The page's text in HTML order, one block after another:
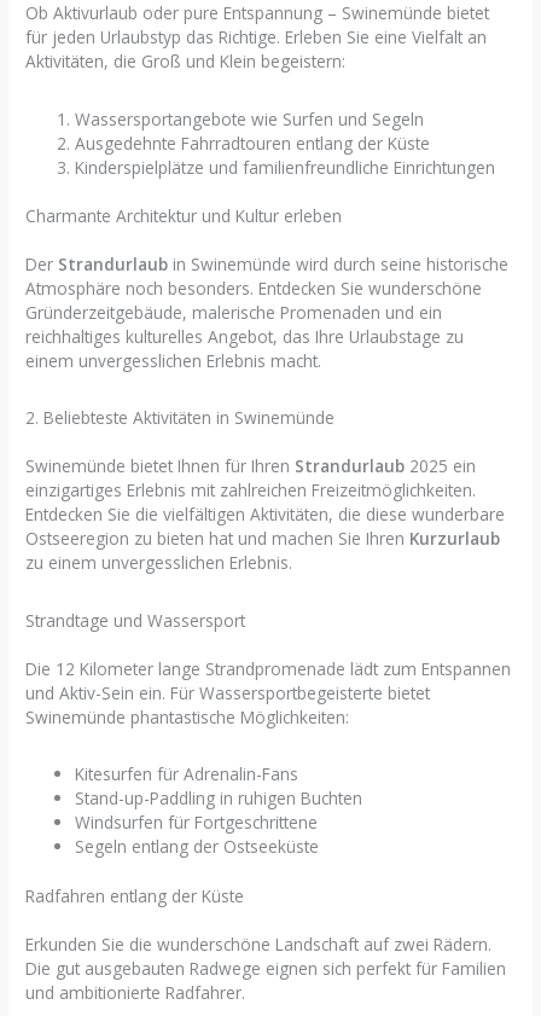
Ob Aktivurlaub oder pure Entspannung – Swinemünde bietet
für jeden Urlaubstyp das Richtige. Erleben Sie eine Vielfalt an
Aktivitäten, die Groß und Klein begeistern:
Wassersportangebote wie Surfen und Segeln
Ausgedehnte Fahrradtouren entlang der Küste
Kinderspielplätze und familienfreundliche Einrichtungen
Charmante Architektur und Kultur erleben
Der Strandurlaub in Swinemünde wird durch seine historische
Atmosphäre noch besonders. Entdecken Sie wunderschöne
Gründerzeitgebäude, malerische Promenaden und ein
reichhaltiges kulturelles Angebot, das Ihre Urlaubstage zu
einem unvergesslichen Erlebnis macht.
2. Beliebteste Aktivitäten in Swinemünde
Swinemünde bietet Ihnen für Ihren Strandurlaub 2025 ein
einzigartiges Erlebnis mit zahlreichen Freizeitmöglichkeiten.
Entdecken Sie die vielfältigen Aktivitäten, die diese wunderbare
Ostseeregion zu bieten hat und machen Sie Ihren Kurzurlaub
zu einem unvergesslichen Erlebnis.
Strandtage und Wassersport
Die 12 Kilometer lange Strandpromenade lädt zum Entspannen
und Aktiv-Sein ein. Für Wassersportbegeisterte bietet
Swinemünde phantastische Möglichkeiten:
Kitesurfen für Adrenalin-Fans
Stand-up-Paddling in ruhigen Buchten
Windsurfen für Fortgeschrittene
Segeln entlang der Ostseeküste
Radfahren entlang der Küste
Erkunden Sie die wunderschöne Landschaft auf zwei Rädern.
Die gut ausgebauten Radwege eignen sich perfekt für Familien
und ambitionierte Radfahrer.